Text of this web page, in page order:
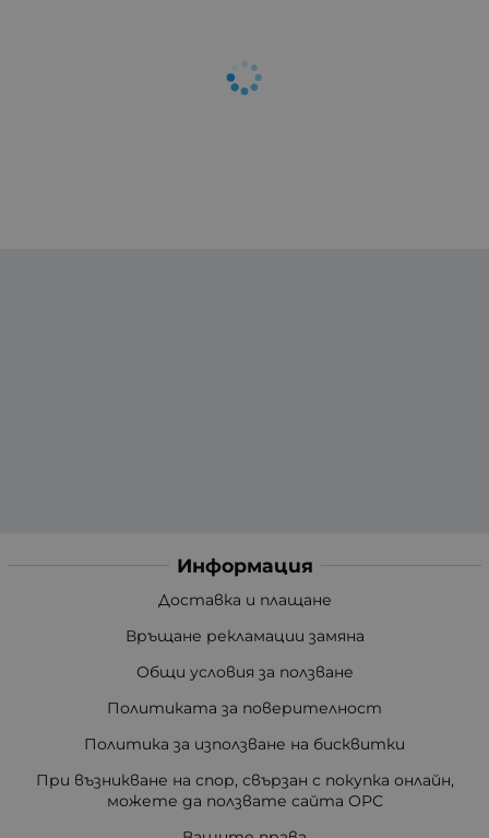
Информация
Доставка и плащане
Връщане рекламации замяна
Общи условия за ползване
Политиката за поверителност
Политика за използване на бисквитки
При възникване на спор, свързан с покупка онлайн,
можете да ползвате сайта ОРС